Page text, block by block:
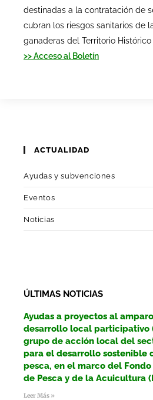
destinadas a la contratación de
cubran los riesgos sanitarios de
ganaderas del Territorio Histórico
>> Acceso al Boletín
ACTUALIDAD
Ayudas y subvenciones
Eventos
Noticias
ÚLTIMAS NOTICIAS
Ayudas a proyectos al
desarrollo local participativo
grupo de acción local del
para el desarrollo sostenible
pesca, en el marco del
de Pesca y de la Acuicultura
Leer Más »